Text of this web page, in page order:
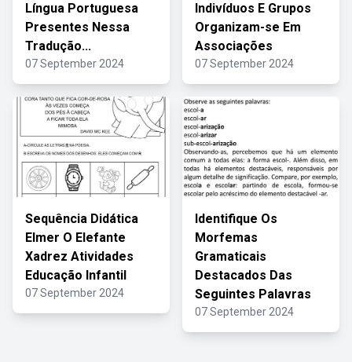
Língua Portuguesa
Presentes Nessa
Tradução...
07 September 2024
Indivíduos E Grupos
Organizam-se Em
Associações
07 September 2024
Sequência Didática
Elmer O Elefante
Xadrez Atividades
Educação Infantil
07 September 2024
Identifique Os
Morfemas
Gramaticais
Destacados Das
Seguintes Palavras
07 September 2024